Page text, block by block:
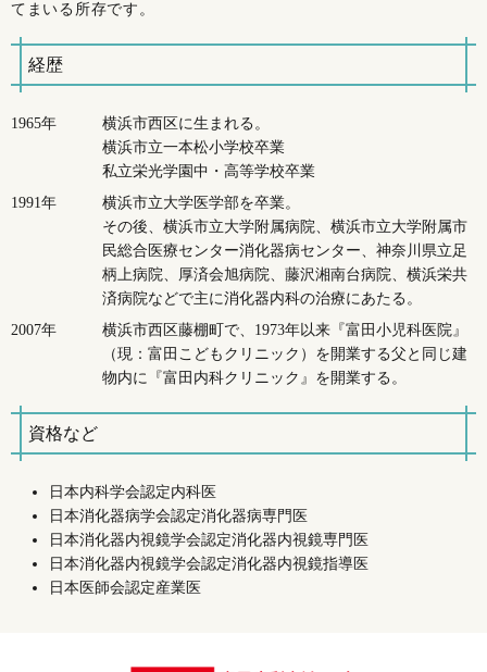
てまいる所存です。
経歴
1965年
横浜市西区に生まれる。
横浜市立一本松小学校卒業
私立栄光学園中・高等学校卒業
1991年
横浜市立大学医学部を卒業。
その後、横浜市立大学附属病院、横浜市立大学附属市
民総合医療センター消化器病センター、神奈川県立足
柄上病院、厚済会旭病院、藤沢湘南台病院、横浜栄共
済病院などで主に消化器内科の治療にあたる。
2007年
横浜市西区藤棚町で、1973年以来『富田小児科医院』
（現：富田こどもクリニック）を開業する父と同じ建
物内に『富田内科クリニック』を開業する。
資格など
日本内科学会認定内科医
日本消化器病学会認定消化器病専門医
日本消化器内視鏡学会認定消化器内視鏡専門医
日本消化器内視鏡学会認定消化器内視鏡指導医
日本医師会認定産業医